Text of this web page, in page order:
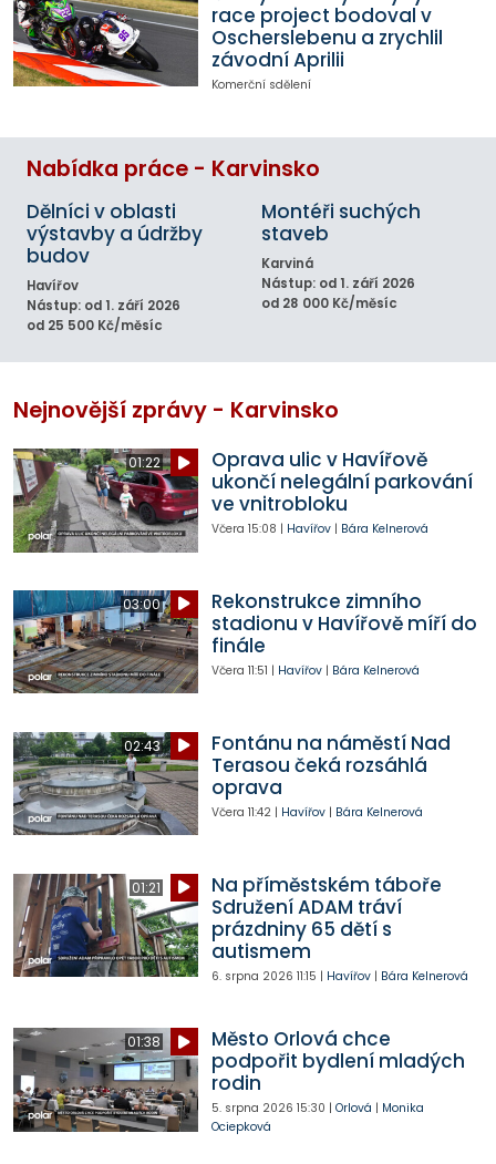
race project bodoval v
Oscherslebenu a zrychlil
závodní Aprilii
Komerční sdělení
Nabídka práce - Karvinsko
Dělníci v oblasti
výstavby a údržby
budov
Havířov
Nástup: od 1. září 2026
od 25 500 Kč/měsíc
Montéři suchých
staveb
Karviná
Nástup: od 1. září 2026
od 28 000 Kč/měsíc
Nejnovější zprávy - Karvinsko
01:22
Oprava ulic v Havířově
ukončí nelegální parkování
ve vnitrobloku
Včera 15:08 | Havířov| Bára Kelnerová
03:00
Rekonstrukce zimního
stadionu v Havířově míří do
finále
Včera 11:51 | Havířov| Bára Kelnerová
02:43
Fontánu na náměstí Nad
Terasou čeká rozsáhlá
oprava
Včera 11:42| Havířov| Bára Kelnerová
01:21
Na příměstském táboře
Sdružení ADAM tráví
prázdniny 65 dětí s
autismem
6. srpna 2026 11:15 | Havířov| Bára Kelnerová
01:38
Město Orlová chce
podpořit bydlení mladých
rodin
5. srpna 2026 15:30 | Orlová | Monika
Ociepková